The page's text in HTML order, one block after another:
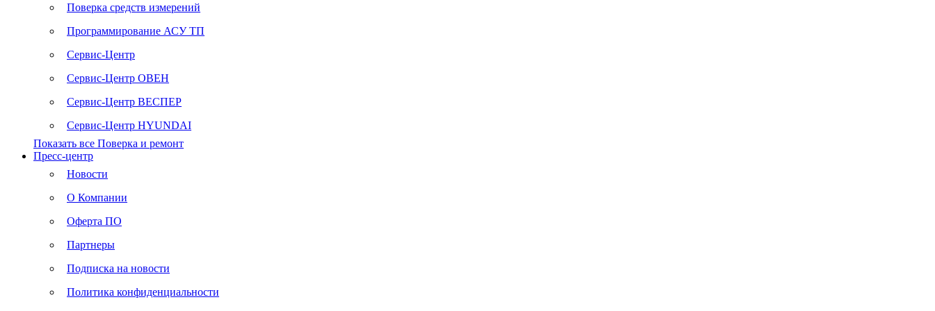
Поверка средств измерений
Программирование АСУ ТП
Сервис-Центр
Сервис-Центр ОВЕН
Сервис-Центр ВЕСПЕР
Сервис-Центр HYUNDAI
Показать все Поверка и ремонт
Пресс-центр
Новости
О Компании
Оферта ПО
Партнеры
Подписка на новости
Политика конфиденциальности